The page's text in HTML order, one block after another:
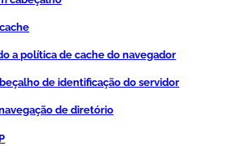
a política de cache do navegador
de identificação do servidor
de diretório